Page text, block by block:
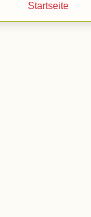
Startseite